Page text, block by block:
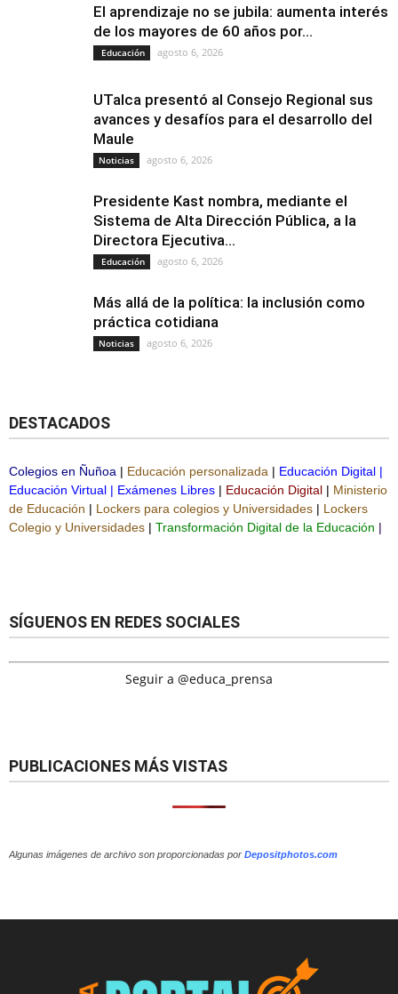
El aprendizaje no se jubila: aumenta interés
de los mayores de 60 años por...
Educación agosto 6, 2026
UTalca presentó al Consejo Regional sus
avances y desafíos para el desarrollo del
Maule
Noticias agosto 6, 2026
Presidente Kast nombra, mediante el
Sistema de Alta Dirección Pública, a la
Directora Ejecutiva...
Educación agosto 6, 2026
Más allá de la política: la inclusión como
práctica cotidiana
Noticias agosto 6, 2026
DESTACADOS
Colegios en Ñuñoa | Educación personalizada | Educación Digital |
Educación Virtual | Exámenes Libres | Educación Digital | Ministerio
de Educación | Lockers para colegios y Universidades | Lockers
Colegio y Universidades | Transformación Digital de la Educación |
SÍGUENOS EN REDES SOCIALES
Seguir a @educa_prensa
PUBLICACIONES MÁS VISTAS
Algunas imágenes de archivo son proporcionadas por Depositphotos.com